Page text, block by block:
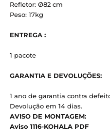
Refletor: Ø82 cm
Peso: 17kg
ENTREGA :
1 pacote
GARANTIA E DEVOLUÇÕES:
1 ano de garantia contra
Devolução em 14 dias.
AVISO DE MONTAGEM:
Aviso 1116-KOHALA PDF